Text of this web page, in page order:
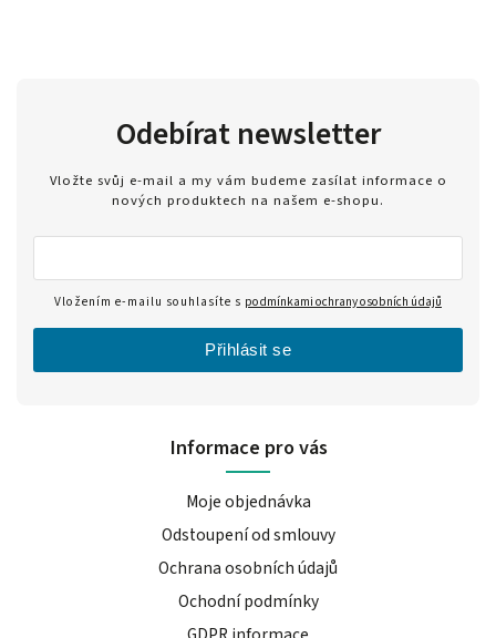
Informace pro vás
Moje objednávka
Odstoupení od smlouvy
Ochrana osobních údajů
Ochodní podmínky
Odebírat newsletter
Vložte svůj e-mail a my vám budeme zasílat informace o
nových produktech na našem e-shopu.
Vložením e-mailu souhlasíte s podmínkami ochrany osobních údajů
Přihlásit se